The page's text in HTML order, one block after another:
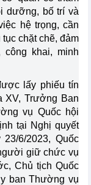
dưỡng, bố trí và
hệ trọng, cần
chặt chẽ, đảm
công khai, minh
lấy phiếu tín
XV, Trưởng Ban
vụ Quốc hội
tại Nghị quyết
6/2023, Quốc
giữ chức vụ
Chủ tịch Quốc
ban Thường vụ